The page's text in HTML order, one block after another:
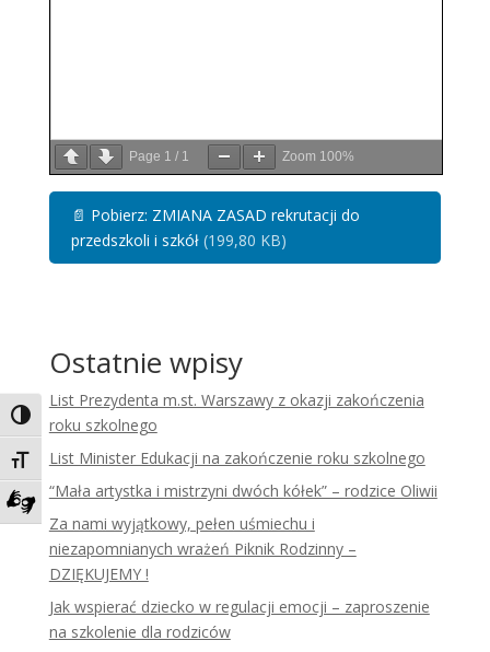
Toggle High Contrast
Toggle Font size
Zadzwoń do tłumacza języka migowego
Page 1 / 1 Zoom 100%
📄 Pobierz: ZMIANA ZASAD rekrutacji do
przedszkoli i szkół (199,80 KB)
Ostatnie wpisy
List Prezydenta m.st. Warszawy z okazji zakończenia
roku szkolnego
List Minister Edukacji na zakończenie roku szkolnego
“Mała artystka i mistrzyni dwóch kółek” – rodzice Oliwii
Za nami wyjątkowy, pełen uśmiechu i
niezapomnianych wrażeń Piknik Rodzinny –
DZIĘKUJEMY !
Jak wspierać dziecko w regulacji emocji – zaproszenie
na szkolenie dla rodziców